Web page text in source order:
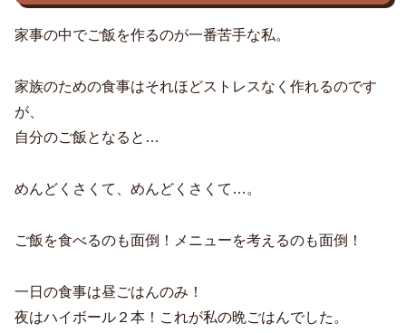
家事の中でご飯を作るのが一番苦手な私。
家族のための食事はそれほどストレスなく作れるのです
が、
自分のご飯となると…
めんどくさくて、めんどくさくて…。
ご飯を食べるのも面倒！メニューを考えるのも面倒！
一日の食事は昼ごはんのみ！
夜はハイボール２本！これが私の晩ごはんでした。